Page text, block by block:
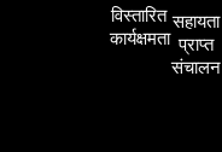
विस्तारित
कार्यक्षमता
सहायता
प्राप्त
संचालन